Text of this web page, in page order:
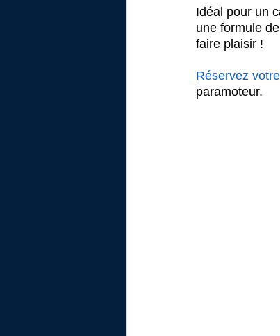
Idéal pour un
une formule
faire plaisir !
Réservez
paramoteur.